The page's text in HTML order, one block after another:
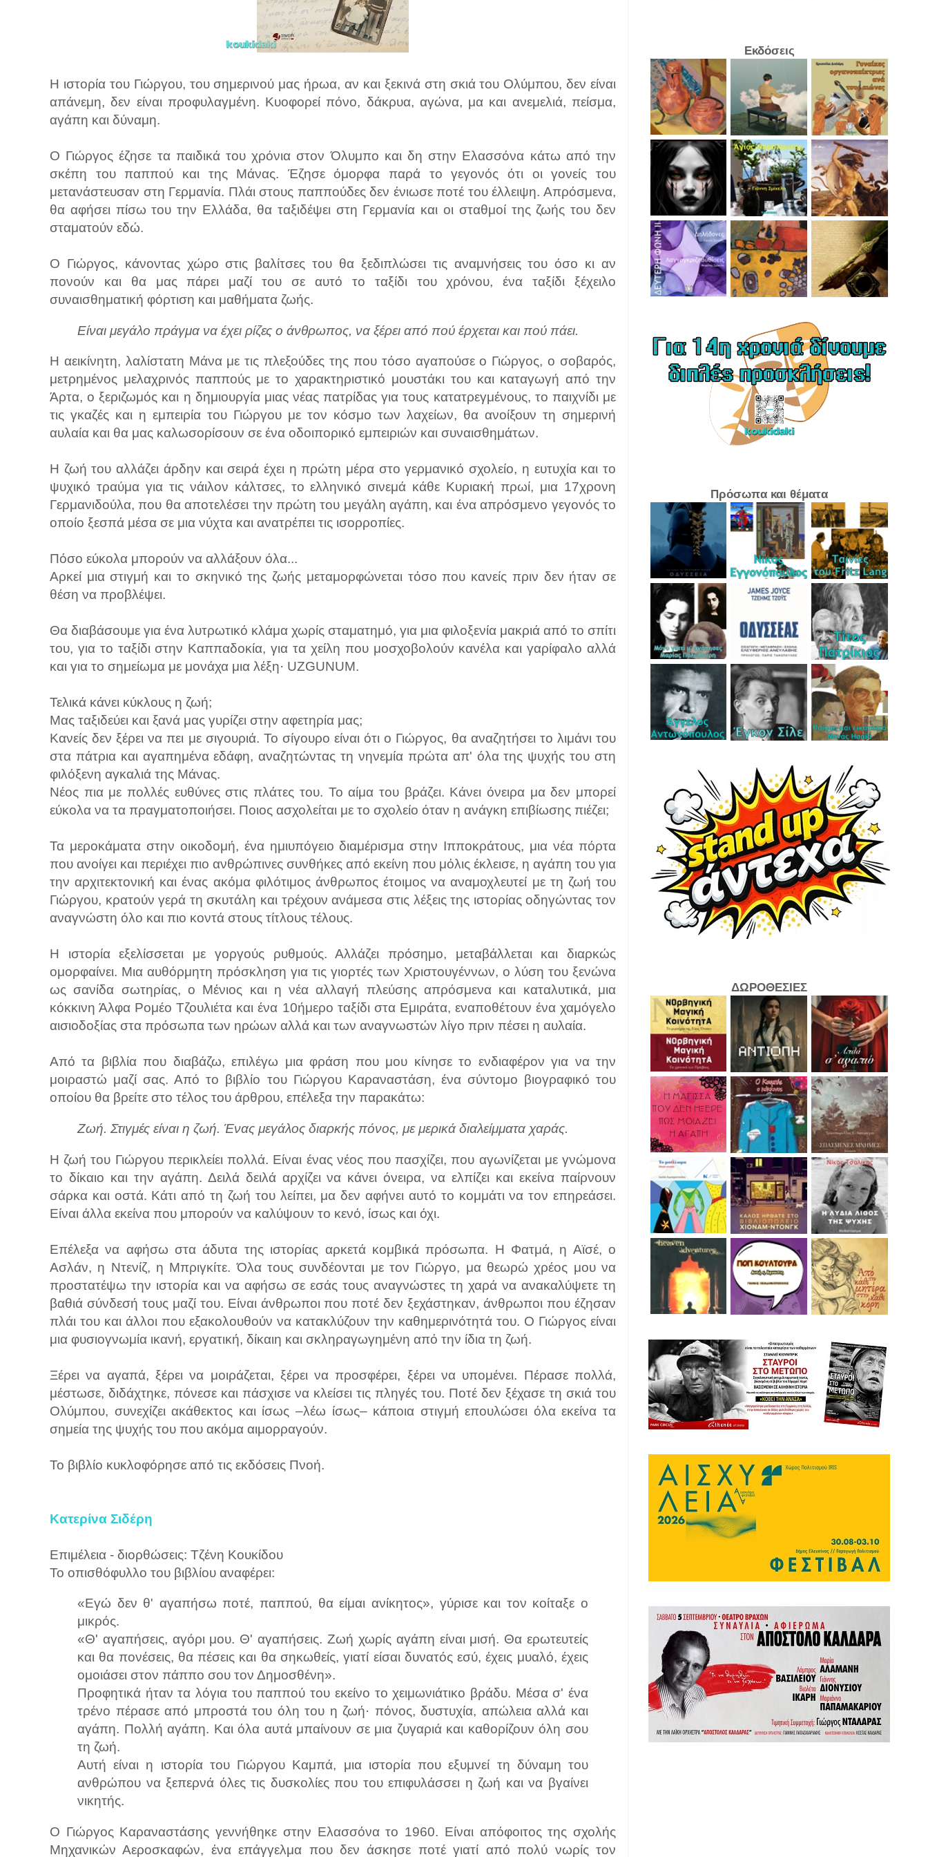
Η ιστορία του Γιώργου, του σημερινού μας ήρωα, αν και ξεκινά στη σκιά του Ολύμπου, δεν είναι
απάνεμη, δεν είναι προφυλαγμένη. Κυοφορεί πόνο, δάκρυα, αγώνα, μα και ανεμελιά, πείσμα,
αγάπη και δύναμη.
Ο Γιώργος έζησε τα παιδικά του χρόνια στον Όλυμπο και δη στην Ελασσόνα κάτω από την
σκέπη του παππού και της Μάνας. Έζησε όμορφα παρά το γεγονός ότι οι γονείς του
μετανάστευσαν στη Γερμανία. Πλάι στους παππούδες δεν ένιωσε ποτέ του έλλειψη. Απρόσμενα,
θα αφήσει πίσω του την Ελλάδα, θα ταξιδέψει στη Γερμανία και οι σταθμοί της ζωής του δεν
σταματούν εδώ.
Ο Γιώργος, κάνοντας χώρο στις βαλίτσες του θα ξεδιπλώσει τις αναμνήσεις του όσο κι αν
πονούν και θα μας πάρει μαζί του σε αυτό το ταξίδι του χρόνου, ένα ταξίδι ξέχειλο
συναισθηματική φόρτιση και μαθήματα ζωής.
Είναι μεγάλο πράγμα να έχει ρίζες ο άνθρωπος, να ξέρει από πού έρχεται και πού πάει.
Η αεικίνητη, λαλίστατη Μάνα με τις πλεξούδες της που τόσο αγαπούσε ο Γιώργος, ο σοβαρός,
μετρημένος μελαχρινός παππούς με το χαρακτηριστικό μουστάκι του και καταγωγή από την
Άρτα, ο ξεριζωμός και η δημιουργία μιας νέας πατρίδας για τους κατατρεγμένους, το παιχνίδι με
τις γκαζές και η εμπειρία του Γιώργου με τον κόσμο των λαχείων, θα ανοίξουν τη σημερινή
αυλαία και θα μας καλωσορίσουν σε ένα οδοιπορικό εμπειριών και συναισθημάτων.
Η ζωή του αλλάζει άρδην και σειρά έχει η πρώτη μέρα στο γερμανικό σχολείο, η ευτυχία και το
ψυχικό τραύμα για τις νάιλον κάλτσες, το ελληνικό σινεμά κάθε Κυριακή πρωί, μια 17χρονη
Γερμανιδούλα, που θα αποτελέσει την πρώτη του μεγάλη αγάπη, και ένα απρόσμενο γεγονός το
οποίο ξεσπά μέσα σε μια νύχτα και ανατρέπει τις ισορροπίες.
Πόσο εύκολα μπορούν να αλλάξουν όλα...
Αρκεί μια στιγμή και το σκηνικό της ζωής μεταμορφώνεται τόσο που κανείς πριν δεν ήταν σε
θέση να προβλέψει.
Θα διαβάσουμε για ένα λυτρωτικό κλάμα χωρίς σταματημό, για μια φιλοξενία μακριά από το σπίτι
του, για το ταξίδι στην Καππαδοκία, για τα χείλη που μοσχοβολούν κανέλα και γαρίφαλο αλλά
και για το σημείωμα με μονάχα μια λέξη· UZGUNUM.
Τελικά κάνει κύκλους η ζωή;
Μας ταξιδεύει και ξανά μας γυρίζει στην αφετηρία μας;
Κανείς δεν ξέρει να πει με σιγουριά. Το σίγουρο είναι ότι ο Γιώργος, θα αναζητήσει το λιμάνι του
στα πάτρια και αγαπημένα εδάφη, αναζητώντας τη νηνεμία πρώτα απ' όλα της ψυχής του στη
φιλόξενη αγκαλιά της Μάνας.
Νέος πια με πολλές ευθύνες στις πλάτες του. Το αίμα του βράζει. Κάνει όνειρα μα δεν μπορεί
εύκολα να τα πραγματοποιήσει. Ποιος ασχολείται με το σχολείο όταν η ανάγκη επιβίωσης πιέζει;
Τα μεροκάματα στην οικοδομή, ένα ημιυπόγειο διαμέρισμα στην Ιπποκράτους, μια νέα πόρτα
που ανοίγει και περιέχει πιο ανθρώπινες συνθήκες από εκείνη που μόλις έκλεισε, η αγάπη του για
την αρχιτεκτονική και ένας ακόμα φιλότιμος άνθρωπος έτοιμος να αναμοχλευτεί με τη ζωή του
Γιώργου, κρατούν γερά τη σκυτάλη και τρέχουν ανάμεσα στις λέξεις της ιστορίας οδηγώντας τον
αναγνώστη όλο και πιο κοντά στους τίτλους τέλους.
Η ιστορία εξελίσσεται με γοργούς ρυθμούς. Αλλάζει πρόσημο, μεταβάλλεται και διαρκώς
ομορφαίνει. Μια αυθόρμητη πρόσκληση για τις γιορτές των Χριστουγέννων, ο λύση του ξενώνα
ως σανίδα σωτηρίας, ο Μένιος και η νέα αλλαγή πλεύσης απρόσμενα και καταλυτικά, μια
κόκκινη Άλφα Ρομέο Τζουλιέτα και ένα 10ήμερο ταξίδι στα Εμιράτα, εναποθέτουν ένα χαμόγελο
αισιοδοξίας στα πρόσωπα των ηρώων αλλά και των αναγνωστών λίγο πριν πέσει η αυλαία.
Από τα βιβλία που διαβάζω, επιλέγω μια φράση που μου κίνησε το ενδιαφέρον για να την
μοιραστώ μαζί σας. Από το βιβλίο του Γιώργου Καραναστάση, ένα σύντομο βιογραφικό του
οποίου θα βρείτε στο τέλος του άρθρου, επέλεξα την παρακάτω:
Ζωή. Στιγμές είναι η ζωή. Ένας μεγάλος διαρκής πόνος, με μερικά διαλείμματα χαράς.
Η ζωή του Γιώργου περικλείει πολλά. Είναι ένας νέος που πασχίζει, που αγωνίζεται με γνώμονα
το δίκαιο και την αγάπη. Δειλά δειλά αρχίζει να κάνει όνειρα, να ελπίζει και εκείνα παίρνουν
σάρκα και οστά. Κάτι από τη ζωή του λείπει, μα δεν αφήνει αυτό το κομμάτι να τον επηρεάσει.
Είναι άλλα εκείνα που μπορούν να καλύψουν το κενό, ίσως και όχι.
Επέλεξα να αφήσω στα άδυτα της ιστορίας αρκετά κομβικά πρόσωπα. Η Φατμά, η Αϊσέ, ο
Ασλάν, η Ντενίζ, η Μπριγκίτε. Όλα τους συνδέονται με τον Γιώργο, μα θεωρώ χρέος μου να
προστατέψω την ιστορία και να αφήσω σε εσάς τους αναγνώστες τη χαρά να ανακαλύψετε τη
βαθιά σύνδεσή τους μαζί του. Είναι άνθρωποι που ποτέ δεν ξεχάστηκαν, άνθρωποι που έζησαν
πλάι του και άλλοι που εξακολουθούν να κατακλύζουν την καθημερινότητά του. Ο Γιώργος είναι
μια φυσιογνωμία ικανή, εργατική, δίκαιη και σκληραγωγημένη από την ίδια τη ζωή.
Ξέρει να αγαπά, ξέρει να μοιράζεται, ξέρει να προσφέρει, ξέρει να υπομένει. Πέρασε πολλά,
μέστωσε, διδάχτηκε, πόνεσε και πάσχισε να κλείσει τις πληγές του. Ποτέ δεν ξέχασε τη σκιά του
Ολύμπου, συνεχίζει ακάθεκτος και ίσως –λέω ίσως– κάποια στιγμή επουλώσει όλα εκείνα τα
σημεία της ψυχής του που ακόμα αιμορραγούν.
Το βιβλίο κυκλοφόρησε από τις εκδόσεις Πνοή.
Κατερίνα Σιδέρη
Επιμέλεια - διορθώσεις: Τζένη Κουκίδου
Το οπισθόφυλλο του βιβλίου αναφέρει:
«Εγώ δεν θ' αγαπήσω ποτέ, παππού, θα είμαι ανίκητος», γύρισε και τον κοίταξε ο
μικρός.
«Θ' αγαπήσεις, αγόρι μου. Θ' αγαπήσεις. Ζωή χωρίς αγάπη είναι μισή. Θα ερωτευτείς
και θα πονέσεις, θα πέσεις και θα σηκωθείς, γιατί είσαι δυνατός εσύ, έχεις μυαλό, έχεις
ομοιάσει στον πάππο σου τον Δημοσθένη».
Προφητικά ήταν τα λόγια του παππού του εκείνο το χειμωνιάτικο βράδυ. Μέσα σ' ένα
τρένο πέρασε από μπροστά του όλη του η ζωή· πόνος, δυστυχία, απώλεια αλλά και
αγάπη. Πολλή αγάπη. Και όλα αυτά μπαίνουν σε μια ζυγαριά και καθορίζουν όλη σου
τη ζωή.
Αυτή είναι η ιστορία του Γιώργου Καμπά, μια ιστορία που εξυμνεί τη δύναμη του
ανθρώπου να ξεπερνά όλες τις δυσκολίες που του επιφυλάσσει η ζωή και να βγαίνει
νικητής.
Ο Γιώργος Καραναστάσης γεννήθηκε στην Ελασσόνα το 1960. Είναι απόφοιτος της σχολής
Μηχανικών Αεροσκαφών, ένα επάγγελμα που δεν άσκησε ποτέ γιατί από πολύ νωρίς τον
Εκδόσεις
Πρόσωπα και θέματα
ΔΩΡΟΘΕΣΙΕΣ